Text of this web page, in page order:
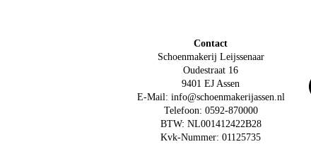
Contact
Schoenmakerij Leijssenaar
Oudestraat 16
9401 EJ Assen
E-Mail: info@schoenmakerijassen.nl
Telefoon: 0592-870000
BTW: NL001412422B28
Kvk-Nummer: 01125735